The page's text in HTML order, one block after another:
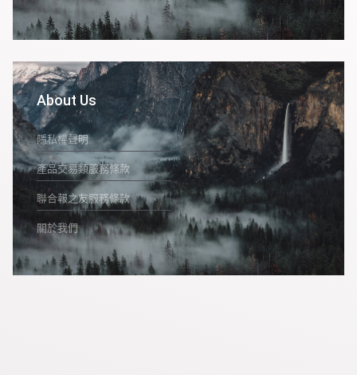
About Us
隱私權聲明
產品交易類服務條款
聯合報之友服務條款
關於我們